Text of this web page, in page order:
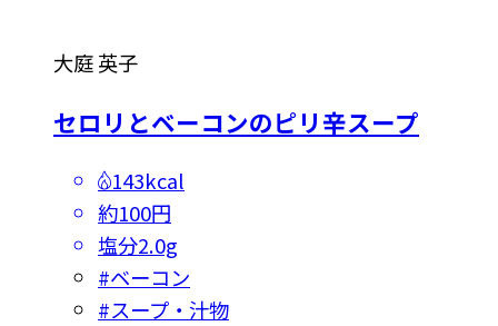
大庭 英子
セロリとベーコンのピリ辛スープ
143kcal
約100円
塩分2.0g
#ベーコン
#スープ・汁物